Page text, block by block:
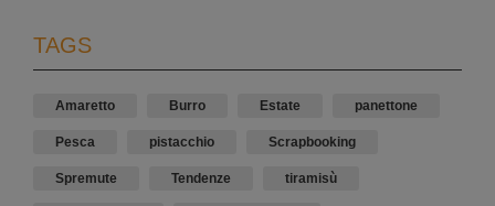
TAGS
Amaretto Burro Estate panettone
Pesca pistacchio Scrapbooking
Spremute Tendenze tiramisù